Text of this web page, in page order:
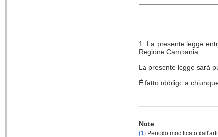
1. La presente legge
Regione Campania.
La presente legge sarà
È fatto obbligo a
Note
(1) Periodo modificato